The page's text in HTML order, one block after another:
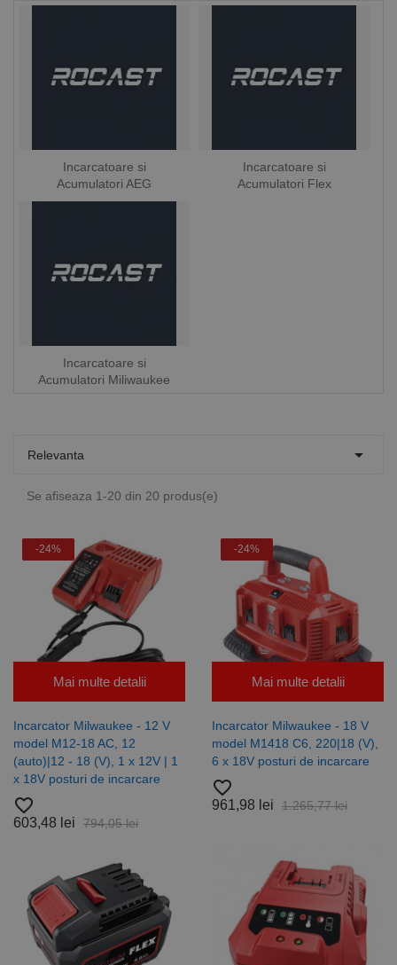
Incarcatoare si
Acumulatori AEG
Incarcatoare si
Acumulatori Flex
Incarcatoare si
Acumulatori Miliwaukee
Relevanta 
Se afiseaza 1-20 din 20 produs(e)
-24%
Mai multe detalii
Incarcator Milwaukee - 12 V
model M12-18 AC, 12
(auto)|12 - 18 (V), 1 x 12V | 1
x 18V posturi de incarcare
favorite_border
603,48 lei 794,05 lei
-24%
Mai multe detalii
Incarcator Milwaukee - 18 V
model M1418 C6, 220|18 (V),
6 x 18V posturi de incarcare
favorite_border
961,98 lei 1.265,77 lei